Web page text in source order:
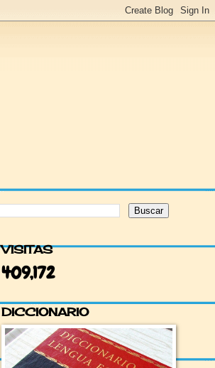
VISITAS
409,172
DICCIONARIO